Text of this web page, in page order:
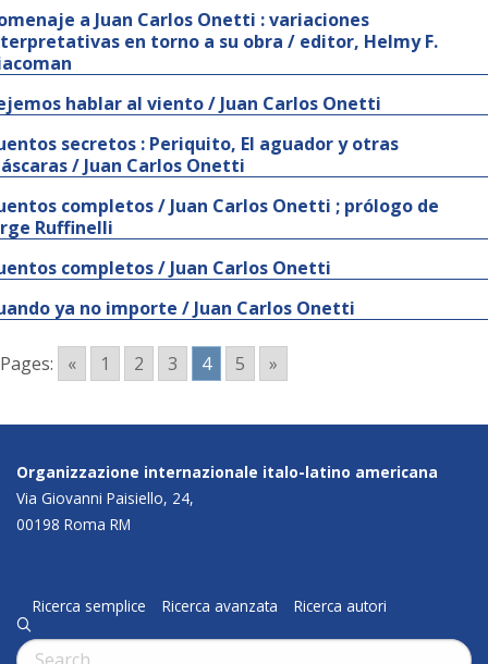
a Juan Carlos Onetti : variaciones
en torno a su obra / editor, Helmy F.
hablar al viento / Juan Carlos Onetti
secretos : Periquito, El aguador y otras
/ Juan Carlos Onetti
completos / Juan Carlos Onetti ; prólogo de
Ruffinelli
completos / Juan Carlos Onetti
ya no importe / Juan Carlos Onetti
Pages: « 1 2 3 4 5 »
Organizzazione internazionale italo-latino americana
Via Giovanni Paisiello, 24,
00198 Roma RM
Ricerca semplice Ricerca avanzata Ricerca autori
q
Cerca: